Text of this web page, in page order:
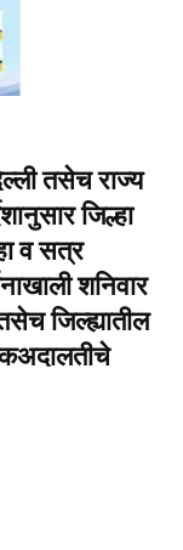
तसेच राज्य
जिल्हा
व सत्र
शनिवार
जिल्ह्यातील